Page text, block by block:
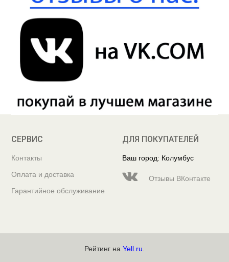
СЕРВИС
Контакты
Оплата и доставка
Гарантийное обслуживание
ДЛЯ ПОКУПАТЕЛЕЙ
Ваш город: Колумбус
Отзывы ВКонтакте
Рейтинг на Yell.ru